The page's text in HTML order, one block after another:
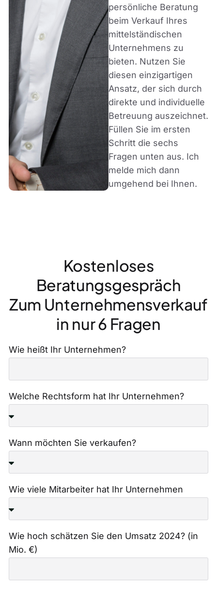
persönliche Beratung
beim Verkauf Ihres
mittelständischen
Unternehmens zu
bieten. Nutzen Sie
diesen einzigartigen
Ansatz, der sich durch
direkte und individuelle
Betreuung auszeichnet.
Füllen Sie im ersten
Schritt die sechs
Fragen unten aus. Ich
melde mich dann
umgehend bei Ihnen.
Kostenloses
Beratungsgespräch
Zum Unternehmensverkauf
in nur 6 Fragen
Wie heißt Ihr Unternehmen?
Welche Rechtsform hat Ihr Unternehmen?
Wann möchten Sie verkaufen?
Wie viele Mitarbeiter hat Ihr Unternehmen
Wie hoch schätzen Sie den Umsatz 2024? (in
Mio. €)